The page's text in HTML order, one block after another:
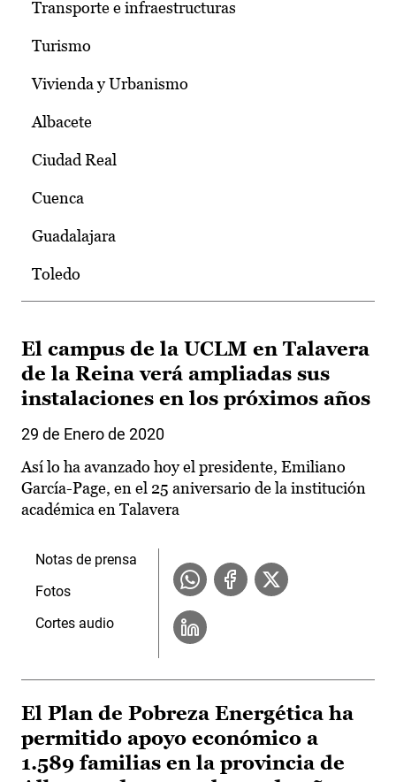
Transporte e infraestructuras
Turismo
Vivienda y Urbanismo
Albacete
Ciudad Real
Cuenca
Guadalajara
Toledo
El campus de la UCLM en Talavera
de la Reina verá ampliadas sus
instalaciones en los próximos años
29 de Enero de 2020
Así lo ha avanzado hoy el presidente, Emiliano
García-Page, en el 25 aniversario de la institución
académica en Talavera
Notas de prensa
Fotos
Cortes audio
El Plan de Pobreza Energética ha
permitido apoyo económico a
1.589 familias en la provincia de